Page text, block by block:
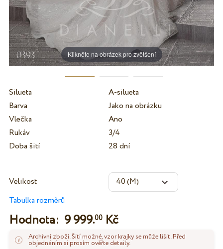
Klikněte na obrázek pro zvětšení
Silueta
A-silueta
Barva
Jako na obrázku
Vlečka
Ano
Rukáv
3/4
Doba šití
28 dní
Velikost
Tabulka rozměrů
Hodnota: 9 999.00Kč
Archivní zboží. Šití možné, vzor krajky se může lišit. Před
objednáním si prosím ověřte detaily.